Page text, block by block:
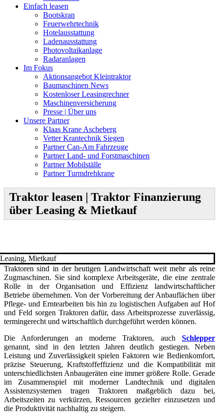
Einfach leasen
Bootskran
Feuerwehrtechnik
Hotelausstattung
Ladenausstattung
Photovoltaikanlage
Radaranlagen
Im Fokus
Aktionsangebot Kleintraktor
Baumaschinen News
Kostenloser Leasingrechner
Maschinenversicherung
Presse | Über uns
Unsere Partner
Klaas Krane Ascheberg
Vetter Krantechnik Siegen
Partner Can-Am Fahrzeuge
Partner Land- und Forstmaschinen
Partner Mobilställe
Partner Turmdrehkrane
Traktor leasen | Traktor Finanzierung
über Leasing & Mietkauf
Traktoren sind in der heutigen Landwirtschaft weit mehr als reine
Zugmaschinen. Sie sind komplexe Arbeitsgeräte, die eine zentrale
Rolle in der Organisation und Effizienz landwirtschaftlicher
Betriebe übernehmen. Von der Vorbereitung der Anbauflächen über
Pflege- und Erntearbeiten bis hin zu logistischen Aufgaben auf Hof
und Feld sorgen Traktoren dafür, dass Arbeitsprozesse zuverlässig,
termingerecht und wirtschaftlich durchgeführt werden können.
Die Anforderungen an moderne Traktoren, auch Schlepper
genannt, sind in den letzten Jahren deutlich gestiegen. Neben
Leistung und Zuverlässigkeit spielen Faktoren wie Bedienkomfort,
präzise Steuerung, Kraftstoffeffizienz und die Kompatibilität mit
unterschiedlichsten Anbaugeräten eine immer größere Rolle. Gerade
im Zusammenspiel mit moderner Landtechnik und digitalen
Assistenzsystemen tragen Traktoren maßgeblich dazu bei,
Arbeitszeiten zu verkürzen, Ressourcen gezielter einzusetzen und
die Produktivität nachhaltig zu steigern.